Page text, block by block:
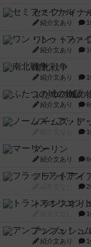
セミファイナ
紹介文あり
ワン・トゥ・
紹介文あり
南北戦争
紹介文あり
ふたつの城の
紹介文あり 6
ノームズ・ア
マーリン
紹介文あり 6
フラットアイ
トランスオリ
アンブッシュ
紹介文あり